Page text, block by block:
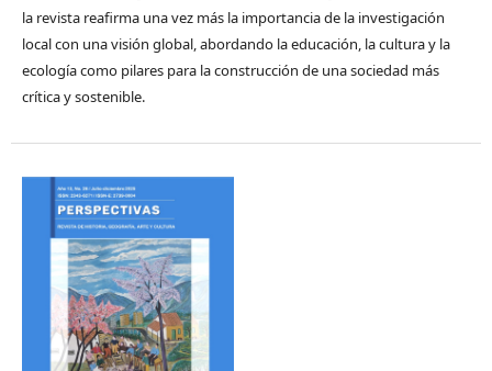
la revista reafirma una vez más la importancia de la investigación
local con una visión global, abordando la educación, la cultura y la
ecología como pilares para la construcción de una sociedad más
crítica y sostenible.